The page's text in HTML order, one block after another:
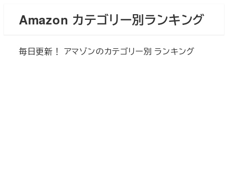
Amazon カテゴリー別ランキング
毎日更新！ アマゾンのカテゴリー別 ランキング